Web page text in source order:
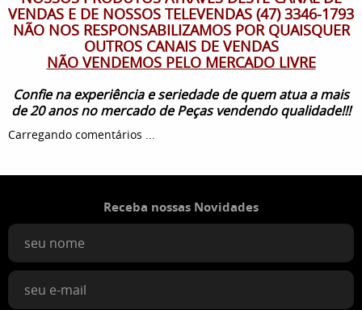
VENDAS E DE NOSSOS TELEVENDAS (47) 3346-1793
NÃO NOS RESPONSABILIZAMOS POR QUAISQUER
OUTROS CANAIS DE VENDAS
NÃO VENDEMOS PELO MERCADO LIVRE
Confie na experiência e seriedade de quem atua a mais
de 20 anos no mercado de Peças vendendo qualidade!!!
Carregando comentários ...
Receba nossas Novidades